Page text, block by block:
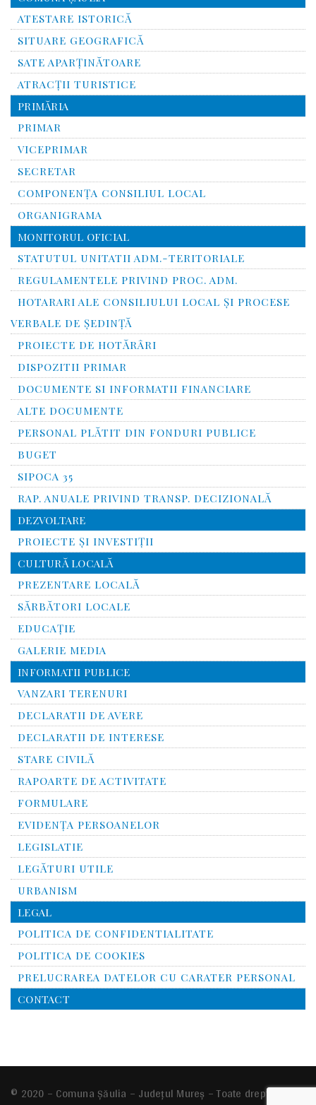
ATESTARE ISTORICĂ
SITUARE GEOGRAFICĂ
SATE APARȚINĂTOARE
ATRACȚII TURISTICE
PRIMĂRIA
PRIMAR
VICEPRIMAR
SECRETAR
COMPONENȚA CONSILIUL LOCAL
ORGANIGRAMA
MONITORUL OFICIAL
STATUTUL UNITATII ADM.-TERITORIALE
REGULAMENTELE PRIVIND PROC. ADM.
HOTARARI ALE CONSILIULUI LOCAL ȘI PROCESE
VERBALE DE ȘEDINȚĂ
PROIECTE DE HOTĂRÂRI
DISPOZITII PRIMAR
DOCUMENTE SI INFORMATII FINANCIARE
ALTE DOCUMENTE
PERSONAL PLĂTIT DIN FONDURI PUBLICE
BUGET
SIPOCA 35
RAP. ANUALE PRIVIND TRANSP. DECIZIONALĂ
DEZVOLTARE
PROIECTE ȘI INVESTIȚII
CULTURĂ LOCALĂ
PREZENTARE LOCALĂ
SĂRBĂTORI LOCALE
EDUCAȚIE
GALERIE MEDIA
INFORMATII PUBLICE
VANZARI TERENURI
DECLARATII DE AVERE
DECLARATII DE INTERESE
STARE CIVILĂ
RAPOARTE DE ACTIVITATE
FORMULARE
EVIDENȚA PERSOANELOR
LEGISLATIE
LEGĂTURI UTILE
URBANISM
LEGAL
POLITICA DE CONFIDENTIALITATE
POLITICA DE COOKIES
PRELUCRAREA DATELOR CU CARATER PERSONAL
CONTACT
© 2020 – Comuna Şăulia – Județul Mureș – Toate drepturile